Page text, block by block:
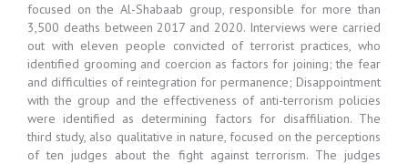
focused on the Al-Shabaab group, responsible for more than
3,500 deaths between 2017 and 2020. Interviews were carried
out with eleven people convicted of terrorist practices, who
identified grooming and coercion as factors for joining; the fear
and difficulties of reintegration for permanence; Disappointment
with the group and the effectiveness of anti-terrorism policies
were identified as determining factors for disaffiliation. The
third study, also qualitative in nature, focused on the perceptions
of ten judges about the fight against terrorism. The judges